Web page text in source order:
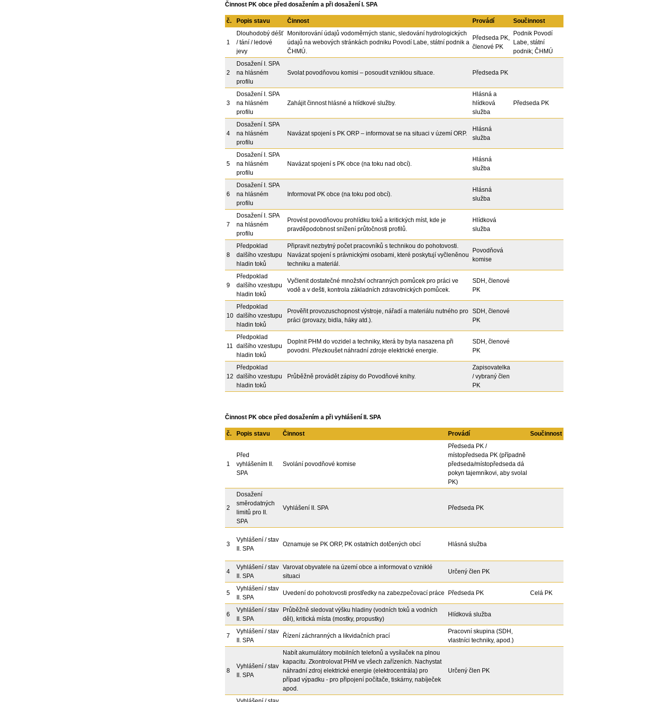
Činnost PK obce před dosažením a při dosažení I. SPA
č. Popis stavu Činnost Provádí Součinnost
1
Dlouhodobý déšť
/ tání / ledové
jevy
Monitorování údajů vodoměrných stanic, sledování hydrologických
údajů na webových stránkách podniku Povodí Labe, státní podnik a
ČHMÚ.
Předseda PK,
členové PK
Podnik Povodí
Labe, státní
podnik; ČHMÚ
2
Dosažení I. SPA
na hlásném
profilu
Svolat povodňovou komisi – posoudit vzniklou situace. Předseda PK
3
Dosažení I. SPA
na hlásném
profilu
Zahájit činnost hlásné a hlídkové služby.
Hlásná a
hlídková
služba
Předseda PK
4
Dosažení I. SPA
na hlásném
profilu
Navázat spojení s PK ORP – informovat se na situaci v území ORP.
Hlásná
služba
5
Dosažení I. SPA
na hlásném
profilu
Navázat spojení s PK obce (na toku nad obcí).
Hlásná
služba
6
Dosažení I. SPA
na hlásném
profilu
Informovat PK obce (na toku pod obcí).
Hlásná
služba
7
Dosažení I. SPA
na hlásném
profilu
Provést povodňovou prohlídku toků a kritických míst, kde je
pravděpodobnost snížení průtočnosti profilů.
Hlídková
služba
8
Předpoklad
dalšího vzestupu
hladin toků
Připravit nezbytný počet pracovníků s technikou do pohotovosti.
Navázat spojení s právnickými osobami, které poskytují vyčleněnou
techniku a materiál.
Povodňová
komise
9
Předpoklad
dalšího vzestupu
hladin toků
Vyčlenit dostatečné množství ochranných pomůcek pro práci ve
vodě a v dešti, kontrola základních zdravotnických pomůcek.
SDH, členové
PK
10
Předpoklad
dalšího vzestupu
hladin toků
Prověřit provozuschopnost výstroje, nářadí a materiálu nutného pro
práci (provazy, bidla, háky atd.).
SDH, členové
PK
11
Předpoklad
dalšího vzestupu
hladin toků
Doplnit PHM do vozidel a techniky, která by byla nasazena při
povodni. Přezkoušet náhradní zdroje elektrické energie.
SDH, členové
PK
12
Předpoklad
dalšího vzestupu
hladin toků
Průběžně provádět zápisy do Povodňové knihy.
Zapisovatelka
/ vybraný člen
PK
Činnost PK obce před dosažením a při vyhlášení II. SPA
č. Popis stavu Činnost Provádí Součinnost
1
Před
vyhlášením II.
SPA
Svolání povodňové komise
Předseda PK /
místopředseda PK (případně
předseda/místopředseda dá
pokyn tajemníkovi, aby svolal
PK)
2
Dosažení
směrodatných
limitů pro II.
SPA
Vyhlášení II. SPA Předseda PK
3
Vyhlášení / stav
II. SPA
Oznamuje se PK ORP, PK ostatních dotčených obcí Hlásná služba
4
Vyhlášení / stav
II. SPA
Varovat obyvatele na území obce a informovat o vzniklé
situaci
Určený člen PK
5
Vyhlášení / stav
II. SPA
Uvedení do pohotovosti prostředky na zabezpečovací práce Předseda PK Celá PK
6
Vyhlášení / stav
II. SPA
Průběžně sledovat výšku hladiny (vodních toků a vodních
děl), kritická místa (mostky, propustky)
Hlídková služba
7
Vyhlášení / stav
II. SPA
Řízení záchranných a likvidačních prací
Pracovní skupina (SDH,
vlastníci techniky, apod.)
8
Vyhlášení / stav
II. SPA
Nabít akumulátory mobilních telefonů a vysílaček na plnou
kapacitu. Zkontrolovat PHM ve všech zařízeních. Nachystat
náhradní zdroj elektrické energie (elektrocentrála) pro
případ výpadku - pro připojení počítače, tiskárny, nabíječek
apod.
Určený člen PK